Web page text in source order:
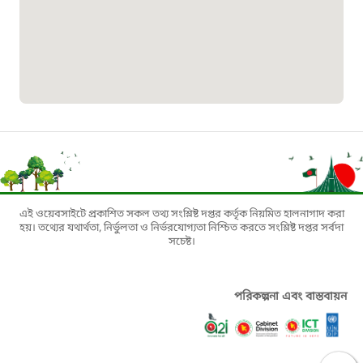
প্রবাসী কল সেন্টার
১৬৫৭৫
ই-জিপি ইমার্জেন্সি হটলাইন
১০০
এই ওয়েবসাইটে প্রকাশিত সকল তথ্য সংশ্লিষ্ট দপ্তর কর্তৃক নিয়মিত হালনাগাদ করা
হয়। তথ্যের যথার্থতা, নির্ভুলতা ও নির্ভরযোগ্যতা নিশ্চিত করতে সংশ্লিষ্ট দপ্তর সর্বদা
সচেষ্ট।
পরিকল্পনা এবং বাস্তবায়ন